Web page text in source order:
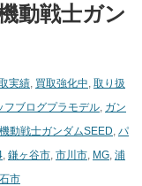
動戦士ガン
実績, 買取強化中, 取り扱
フブログプラモデル, ガン
機動戦士ガンダムSEED, パ
, 鎌ヶ谷市, 市川市, MG, 浦
市